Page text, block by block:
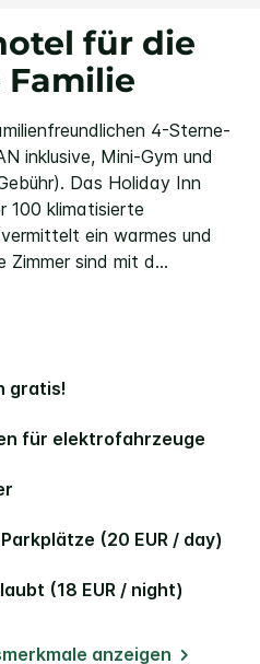
für die
Familie
4-Sterne-
inklusive, Mini-Gym und
Das Holiday Inn
100 klimatisierte
ein warmes und
Zimmer sind mit d...
gratis!
für elektrofahrzeuge
Parkplätze (20 EUR / day)
(18 EUR / night)
anzeigen